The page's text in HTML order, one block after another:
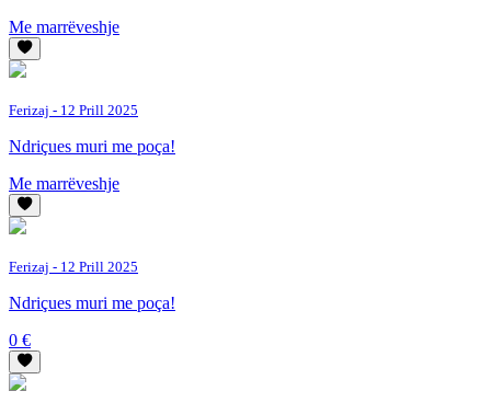
Me marrëveshje
Ferizaj - 12 Prill 2025
Ndriçues muri me poça!
Me marrëveshje
Ferizaj - 12 Prill 2025
Ndriçues muri me poça!
0 €